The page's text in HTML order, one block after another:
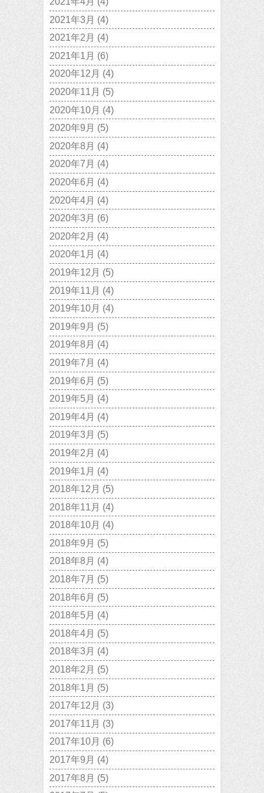
2021年3月 (4)
2021年2月 (4)
2021年1月 (6)
2020年12月 (4)
2020年11月 (5)
2020年10月 (4)
2020年9月 (5)
2020年8月 (4)
2020年7月 (4)
2020年6月 (4)
2020年4月 (4)
2020年3月 (6)
2020年2月 (4)
2020年1月 (4)
2019年12月 (5)
2019年11月 (4)
2019年10月 (4)
2019年9月 (5)
2019年8月 (4)
2019年7月 (4)
2019年6月 (5)
2019年5月 (4)
2019年4月 (4)
2019年3月 (5)
2019年2月 (4)
2019年1月 (4)
2018年12月 (5)
2018年11月 (4)
2018年10月 (4)
2018年9月 (5)
2018年8月 (4)
2018年7月 (5)
2018年6月 (5)
2018年5月 (4)
2018年4月 (5)
2018年3月 (4)
2018年2月 (5)
2018年1月 (5)
2017年12月 (3)
2017年11月 (3)
2017年10月 (6)
2017年9月 (4)
2017年8月 (5)